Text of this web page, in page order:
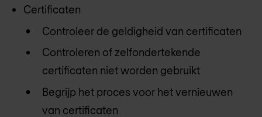
Certificaten
Controleer de geldigheid van certificaten
Controleren of zelfondertekende
certificaten niet worden gebruikt
Begrijp het proces voor het vernieuwen
van certificaten